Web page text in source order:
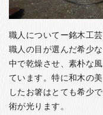
職人についてー銘木工
職人の目が選んだ希少
中で乾燥させ、素朴な
ています。特に和木の
したお箸はとても希少
術が光ります。